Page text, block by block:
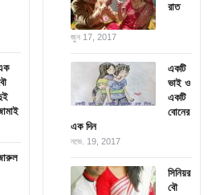
রাত
জুন 17, 2017
একটি
ভাই ও
একটি
বোনের
এক দিন
নভে. 19, 2017
সিনিয়র
বৌ